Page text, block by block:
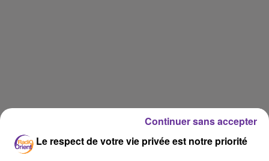
Le respect de votre vie privée est notre priorité
Continuer sans accepter